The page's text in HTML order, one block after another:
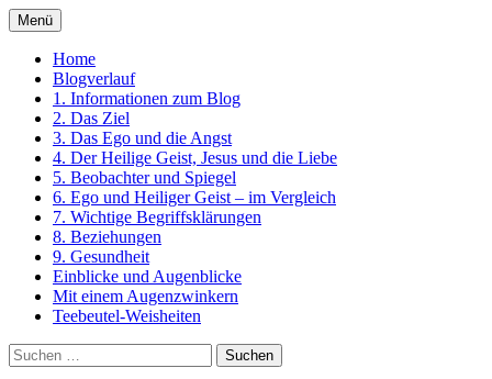
Zum
Inhalt
springen
Ein Kurs in Wundern
Menü
Home
Blogverlauf
1. Informationen zum Blog
2. Das Ziel
3. Das Ego und die Angst
4. Der Heilige Geist, Jesus und die Liebe
5. Beobachter und Spiegel
6. Ego und Heiliger Geist – im Vergleich
7. Wichtige Begriffsklärungen
8. Beziehungen
9. Gesundheit
Einblicke und Augenblicke
Mit einem Augenzwinkern
Teebeutel-Weisheiten
Suchen
nach: